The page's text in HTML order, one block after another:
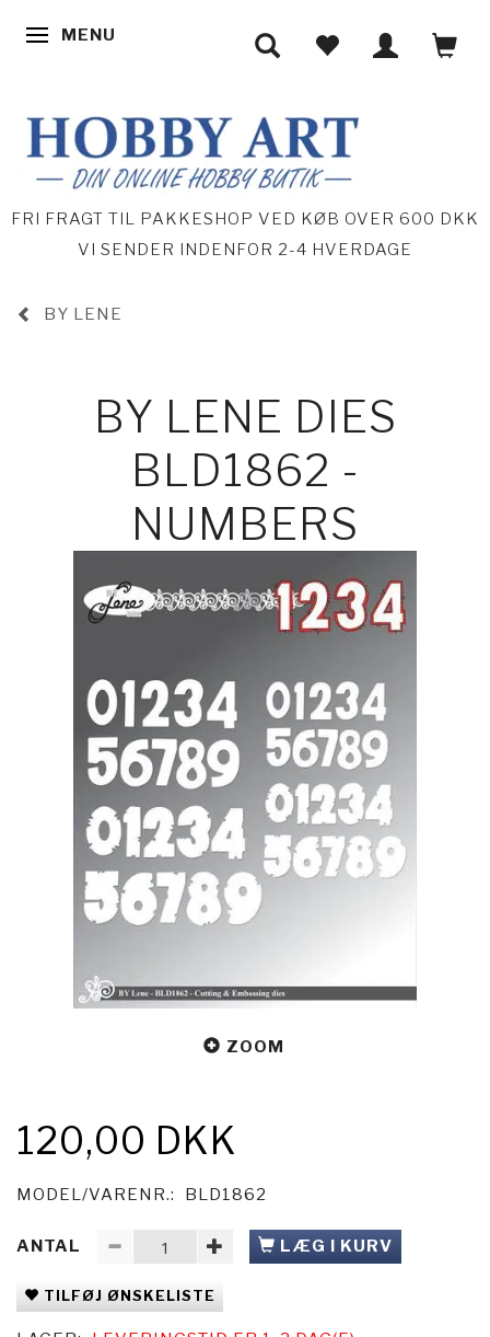
SKIFTE NAVIGATION
MENU
FRI FRAGT TIL PAKKESHOP VED KØB OVER 600 DKK
VI SENDER INDENFOR 2-4 HVERDAGE
BY LENE
BY LENE DIES
BLD1862 -
NUMBERS
ZOOM
120,00 DKK
MODEL/VARENR.: BLD1862
ANTAL LÆG I KURV
TILFØJ ØNSKELISTE